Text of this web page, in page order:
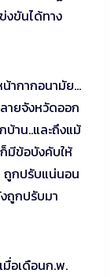
งขันได้ทาง
ากากอนามัย…
ายจังหวัดออก
บ้าน..และถึงแม้
มีข้อบังคับให้
ถูกปรับแน่นอน
ถูกปรับมา
มื่อเดือนก.พ.